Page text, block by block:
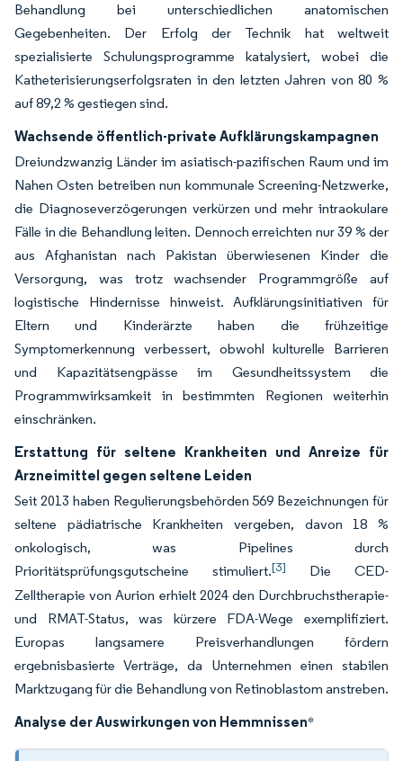
Behandlung bei unterschiedlichen anatomischen
Gegebenheiten. Der Erfolg der Technik hat weltweit
spezialisierte Schulungsprogramme katalysiert, wobei die
Katheterisierungserfolgsraten in den letzten Jahren von 80 %
auf 89,2 % gestiegen sind.
Wachsende öffentlich-private Aufklärungskampagnen
Dreiundzwanzig Länder im asiatisch-pazifischen Raum und im
Nahen Osten betreiben nun kommunale Screening-Netzwerke,
die Diagnoseverzögerungen verkürzen und mehr intraokulare
Fälle in die Behandlung leiten. Dennoch erreichten nur 39 % der
aus Afghanistan nach Pakistan überwiesenen Kinder die
Versorgung, was trotz wachsender Programmgröße auf
logistische Hindernisse hinweist. Aufklärungsinitiativen für
Eltern und Kinderärzte haben die frühzeitige
Symptomerkennung verbessert, obwohl kulturelle Barrieren
und Kapazitätsengpässe im Gesundheitssystem die
Programmwirksamkeit in bestimmten Regionen weiterhin
einschränken.
Erstattung für seltene Krankheiten und Anreize für
Arzneimittel gegen seltene Leiden
Seit 2013 haben Regulierungsbehörden 569 Bezeichnungen für
seltene pädiatrische Krankheiten vergeben, davon 18 %
onkologisch, was Pipelines durch
Prioritätsprüfungsgutscheine stimuliert.[3]
Die CED-
Zelltherapie von Aurion erhielt 2024 den Durchbruchstherapie-
und RMAT-Status, was kürzere FDA-Wege exemplifiziert.
Europas langsamere Preisverhandlungen fördern
ergebnisbasierte Verträge, da Unternehmen einen stabilen
Marktzugang für die Behandlung von Retinoblastom anstreben.
Analyse der Auswirkungen von Hemmnissen*